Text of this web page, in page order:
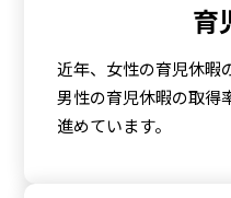
育
近年、女性の育児休暇
男性の育児休暇の取得
進めています。